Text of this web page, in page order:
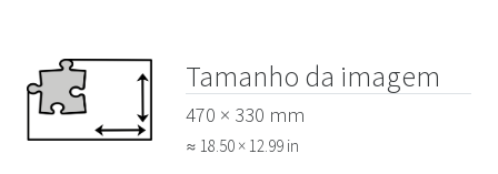
Tamanho da imagem
470 × 330 mm
≈ 18.50 × 12.99 in